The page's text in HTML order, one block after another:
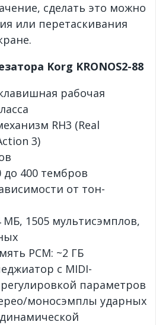
сделать это можно
или перетаскивания
Korg KRONOS2-88
рабочая
RH3 (Real
3)
400 тембров
от тон-
1505 мультисэмплов,
PCM: ~2 ГБ
с MIDI-
параметров
моносэмплы ударных